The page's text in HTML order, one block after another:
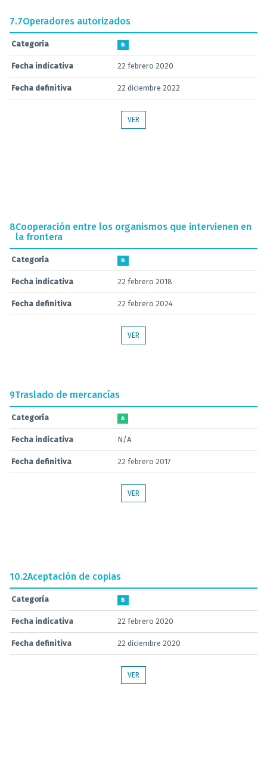
7.7Operadores autorizados
Categoría B
Fecha indicativa 22 febrero 2020
Fecha definitiva 22 diciembre 2022
VER
8Cooperación entre los organismos que intervienen en
la frontera
Categoría B
Fecha indicativa 22 febrero 2018
Fecha definitiva 22 febrero 2024
VER
9Traslado de mercancías
Categoría A
Fecha indicativa N/A
Fecha definitiva 22 febrero 2017
VER
10.2Aceptación de copias
Categoría B
Fecha indicativa 22 febrero 2020
Fecha definitiva 22 diciembre 2020
VER